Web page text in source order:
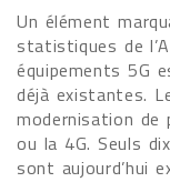
Un élément
statistiques de
équipements 5G
déjà existantes.
modernisation de
ou la 4G. Seuls
sont aujourd’hui